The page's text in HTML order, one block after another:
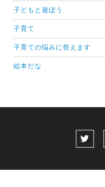
子どもと遊ぼう
子育て
子育ての悩みに答えます
絵本だな